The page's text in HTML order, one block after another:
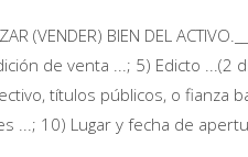
(VENDER) BIEN DEL
de venta ...; 5) Edicto
títulos públicos, o fianza
...; 10) Lugar y fecha de